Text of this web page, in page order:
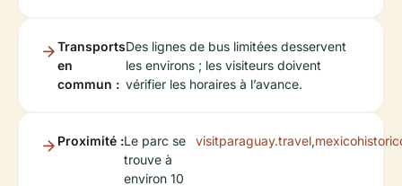
Transports
en
commun :
Des lignes de bus limitées desservent
les environs ; les visiteurs doivent
vérifier les horaires à l’avance.
Proximité :Le parc se
trouve à
environ 10
visitparaguay.travel,